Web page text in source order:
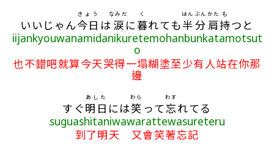
いいじゃん今日
きょう
は 涙
なみだ
に暮
く
れても半
はん
分
ぶん
肩
かた
持
も
つと
iijankyouwanamidanikuretemohanbunkatamotsut
o
也不錯吧就算今天哭得一塌糊塗至少有人站在你那
邊
すぐ明日
あした
には笑
わら
って忘
わす
れてる
suguashitaniwawarattewasureteru
到了明天 又會笑著忘記